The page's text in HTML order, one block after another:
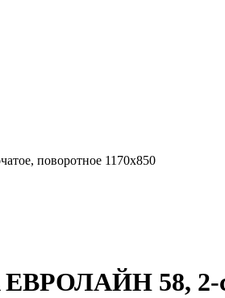
поворотное 1170x850
58, 2-